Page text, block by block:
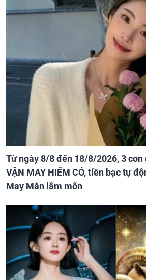
Từ ngày 8/8 đến 18/8/2026, 3
VẬN MAY HIẾM CÓ, tiền bạc tự
May Mắn lâm môn